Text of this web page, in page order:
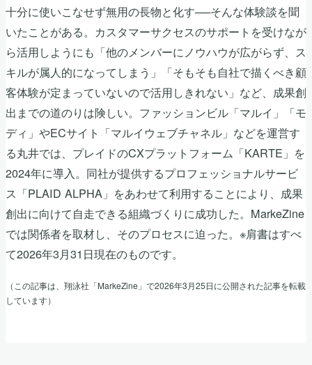
十分に使いこなせず無用の長物と化す──そんな体験談を聞
いたことがある。カスタマーサクセスのサポートを受けなが
ら活用しようにも「他のメンバーにノウハウが広がらず、ス
キルが属人的になってしまう」「そもそも自社で描くべき顧
客体験が定まっていないので活用しきれない」など、成果創
出までの道のりは険しい。ファッションビル「マルイ」「モ
ディ」やECサイト「マルイウェブチャネル」などを運営す
る丸井では、プレイドのCXプラットフォーム「KARTE」を
2024年に導入。同社が提供するプロフェッショナルサービ
ス「PLAID ALPHA」をあわせて利用することにより、成果
創出に向けて自走できる組織づくりに成功した。MarkeZine
では関係者を取材し、そのプロセスに迫った。※肩書はすべ
て2026年3月31日現在のものです。
（この記事は、翔泳社「MarkeZine」で2026年3月25日に公開された記事を転載
しています）